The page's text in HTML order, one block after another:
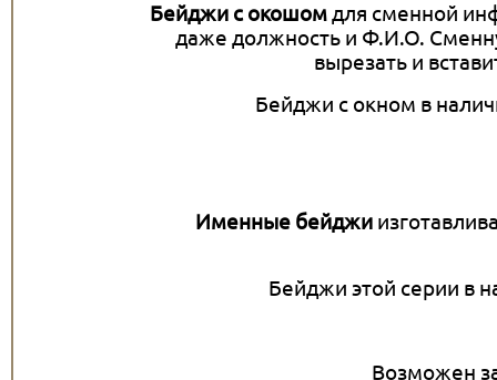
Бейджи с окошомдля сменной
даже должность и Ф.И.О.
вырезать и
Бейджи с окном в
Именные бейджи
Бейджи этой серии в
Возможен